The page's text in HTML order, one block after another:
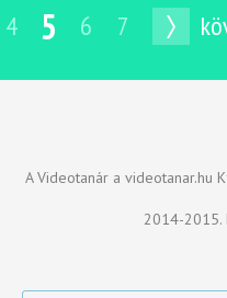
4 5 6 7
A Videotanár a videotanar.hu
2014-2015.